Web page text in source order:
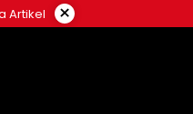
Artikel ×